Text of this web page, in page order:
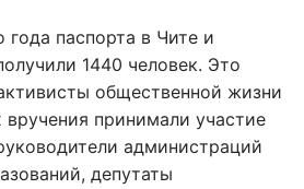
паспорта в Чите и
1440 человек. Это
общественной жизни
принимали участие
администраций
депутаты